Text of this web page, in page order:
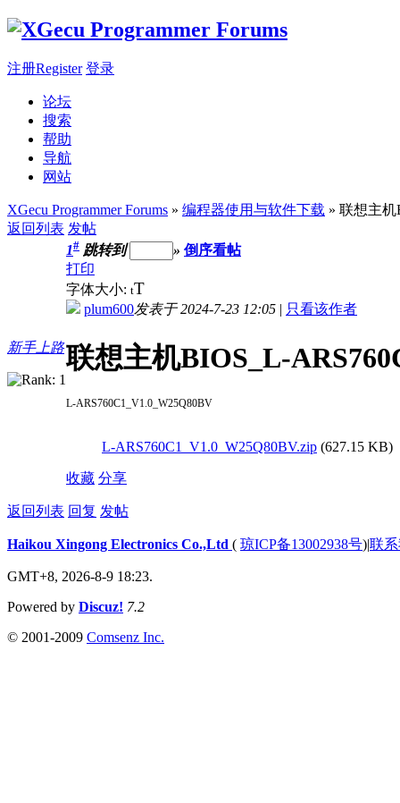
注册Register 登录
论坛
搜索
帮助
导航
网站
XGecu Programmer Forums » 编程器使用与软件下载 » 联想主机
返回列表 发帖
新手上路
1# 跳转到 » 倒序看帖
打印
字体大小: tT
plum600发表于 2024-7-23 12:05 | 只看该作者
联想主机BIOS_L-
L-ARS760C1_V1.0_W25Q80BV
L-ARS760C1_V1.0_W25Q80BV.zip (627.15 KB)
收藏 分享
返回列表 回复 发帖
Haikou Xingong Electronics Co.,Ltd ( 琼ICP备13002938号)|联
GMT+8, 2026-8-9 18:23.
Powered by Discuz! 7.2
© 2001-2009 Comsenz Inc.